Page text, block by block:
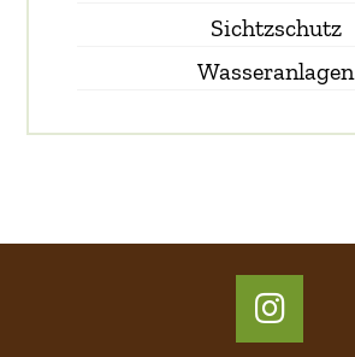
Sichtzschutz
Wasseranlagen